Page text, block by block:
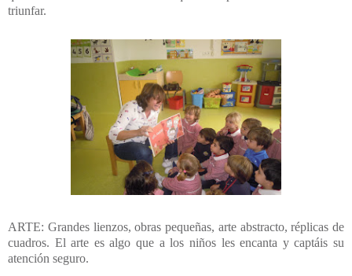
triunfar.
ARTE: Grandes lienzos, obras pequeñas, arte abstracto, réplicas de
cuadros. El arte es algo que a los niños les encanta y captáis su
atención seguro.